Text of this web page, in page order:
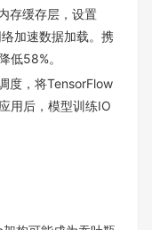
存缓存层，设置
加速数据加载。携
低58%。
度，将TensorFlow
用后，模型训练IO